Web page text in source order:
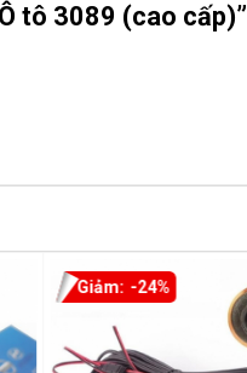
tô 3089 (cao cấp)”
-24%